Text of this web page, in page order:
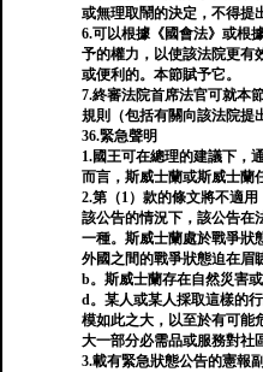
或無理取鬧的決定，不得提
6.可以根據《國會法》或根
予的權力，以使該法院更有
或便利的。本節賦予它。
7.終審法院首席法官可就本
規則（包括有關向該法院提
36.緊急聲明
1.國王可在總理的建議下，
而言，斯威士蘭或斯威士蘭
2.第（1）款的條文將不適
該公告的情況下，該公告在
一種。斯威士蘭處於戰爭狀
外國之間的戰爭狀態迫在眉
b。斯威士蘭存在自然災害
d。某人或某人採取這樣的
模如此之大，以至於有可能
大一部分必需品或服務對社
3.載有緊急狀態公告的憲報